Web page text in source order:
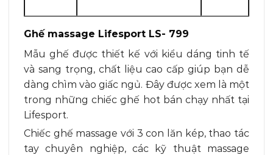
Ghế massage Lifesport LS- 799
Mẫu ghế được thiết kế với kiểu dáng tinh tế
và sang trọng, chất liệu cao cấp giúp bạn dễ
dàng chìm vào giấc ngủ. Đây được xem là một
trong những chiếc ghế hot bán chạy nhất tại
Lifesport.
Chiếc ghế massage với 3 con lăn kép, thao tác
tay chuyên nghiệp, các kỹ thuật massage